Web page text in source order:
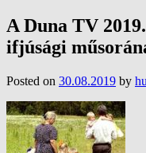
A Duna TV
ifjúsági
Posted on 30.08.2019 by